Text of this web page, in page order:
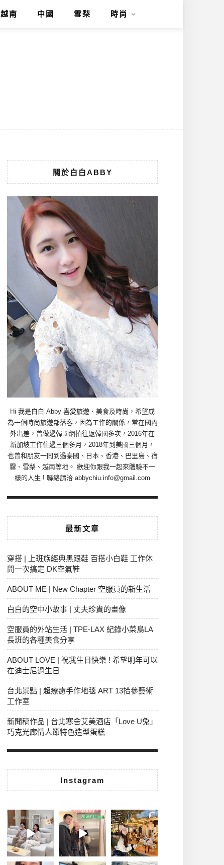
越南 中國 雪梨 時尚
關於白白ABBY
Hi 我是白白 Abby 喜愛旅遊、美食及時尚，希望成
為一個時尚旅遊部落客，因為工作的關係，常在國內
外出差，曾做過韓國網拍往返韓國多次，2016年在
新加坡工作住過三個多月，2018年到美國三個月，
也曾和朋友一同到過泰國、日本、香港、巴里島、宿
霧、雪梨、越南等地。 歡迎你跟我一起來體驗不一
樣的人生 ! 聯絡請洽 abbychiu.info@gmail.com
最新文章
穿搭 | 上班族經典黑跟鞋 百搭小白鞋 工作休
閒一次搞定 DK空氣鞋
ABOUT ME | New Chapter 空服員的新生活
白白的空中小故事 | 丈夫珍貴的畫像
空服員的外站生活 | TPE-LAX 紀錄小菜鳥LA
長班的各種美食分享
ABOUT LOVE | 祝我生日快樂 ! 希望明年可以
在迪士尼過生日
台北景點 | 超療癒手作地毯 ART 13拾參藝術
工作室
新聞稿作品 | 台北寒舍艾美酒店「Love U兔」
巧克光廊情人節特色造型蛋糕
Instagram